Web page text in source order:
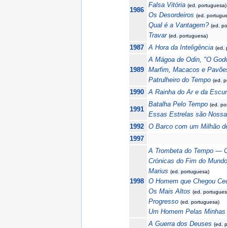
1986
Falsa Vitória (ed. portuguesa)
Os Desordeiros (ed.
Qual é a Vantagem? (ed.
Travar (ed. portuguesa)
1987 A Hora da Inteligência (ed.
1989
A Mágoa de Odin, "O
Marfim, Macacos e
Patrulheiro do Tempo (ed.
1990 A Rainha do Ar e da
1991
Batalha Pelo Tempo (ed.
Essas Estrelas são
1992 O Barco com um Milhão
1997
1998
A Trombeta do Tempo —
Crónicas do Fim do Mundo
Marius (ed. portuguesa)
O Homem que Chegou
Os Mais Altos (ed.
Progresso (ed. portuguesa)
Um Homem Pelas
A Guerra dos Deuses (ed.